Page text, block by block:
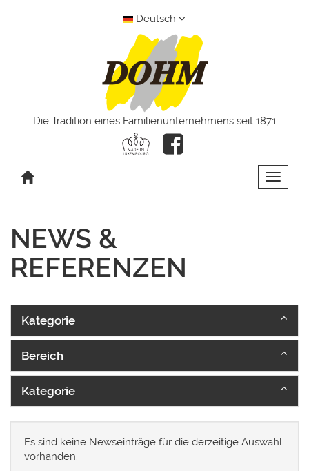
Deutsch
Die Tradition eines Familienunternehmens seit 1871
Toggle
NEWS &
REFERENZEN
Kategorie
Bereich
Kategorie
Es sind keine Newseinträge für die derzeitige Auswahl
vorhanden.